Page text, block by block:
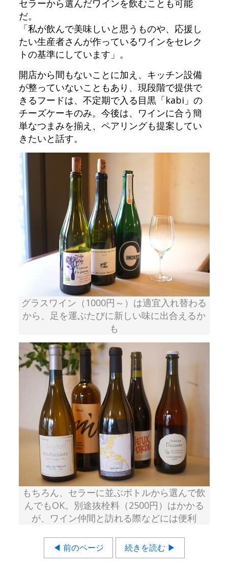
セラーから選んだワインを飲むことも可能
だ。
「私が飲んで美味しいと思うものや、応援し
たい生産者さんが作っているワインをセレク
トの基準にしています」。
開店から間もないことに加え、キッチン設備
が整っていないこともあり、現段階で提供で
きるフードは、不定期で入る目黒「kabi」の
チーズケーキのみ。今後は、ワインに合う簡
単なつまみを揃え、ペアリングも提案してい
きたいと話す。
グラスワイン（1000円～）は適宜入れ替わる
から、足を運ぶたびに新しい味に出合えるか
も
もちろん、セラーに並ぶボトルから選んで飲
んでもOK。別途抜栓料（2500円）はかかる
が、ワイン仲間と訪れる際などには便利
◀ 前のページ 続きを読む ▶